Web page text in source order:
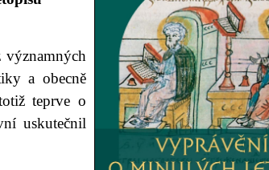
významných
a obecně
teprve o
uskutečnil